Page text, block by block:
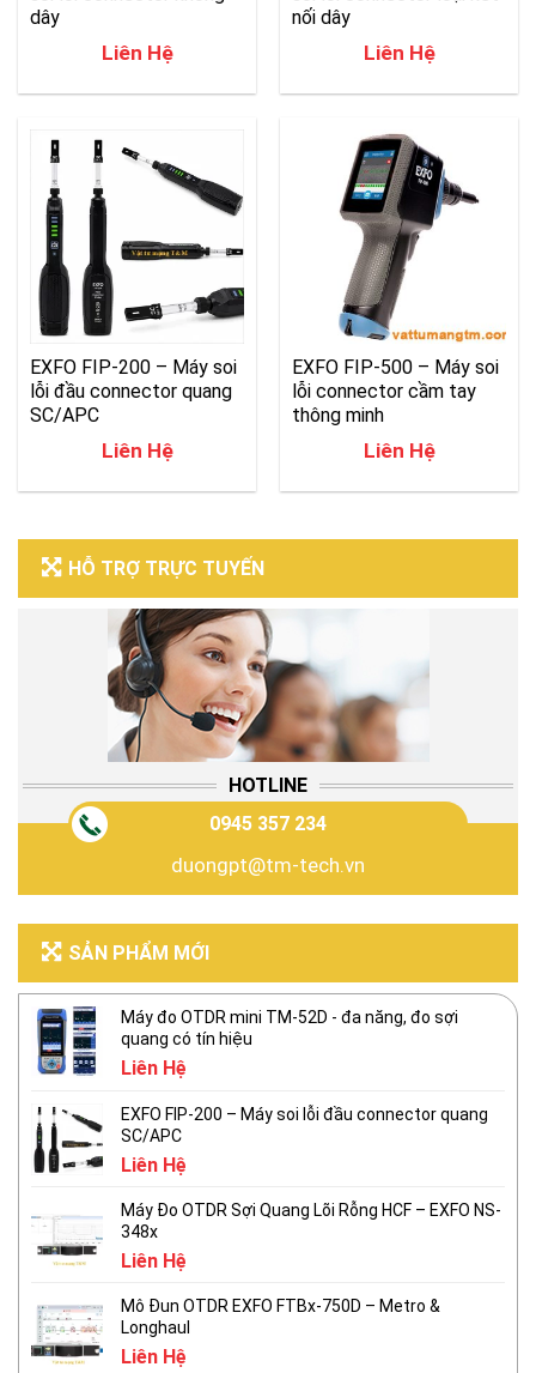
dây
Liên Hệ
nối dây
Liên Hệ
EXFO FIP-200 – Máy soi
lỗi đầu connector quang
SC/APC
Liên Hệ
EXFO FIP-500 – Máy soi
lỗi connector cầm tay
thông minh
Liên Hệ
HỖ TRỢ TRỰC TUYẾN
HOTLINE
0945 357 234
duongpt@tm-tech.vn
SẢN PHẨM MỚI
Máy đo OTDR mini TM-52D - đa năng, đo sợi
quang có tín hiệu
Liên Hệ
EXFO FIP-200 – Máy soi lỗi đầu connector quang
SC/APC
Liên Hệ
Máy Đo OTDR Sợi Quang Lõi Rỗng HCF – EXFO NS-
348x
Liên Hệ
Mô Đun OTDR EXFO FTBx-750D – Metro &
Longhaul
Liên Hệ